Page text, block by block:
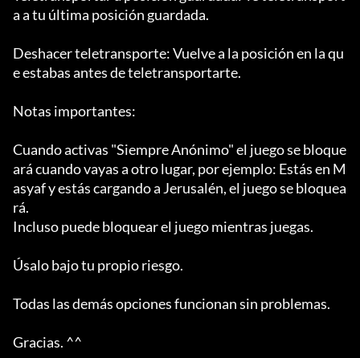
a a tu última posición guardada.
Deshacer teletransporte: Vuelve a la posición en la qu
e estabas antes de teletransportarte.
Notas importantes:
Cuando activas "Siempre Anónimo" el juego se bloque
ará cuando vayas a otro lugar, por ejemplo: Estás en M
asyaf y estás cargando a Jerusalén, el juego se bloquea
rá.
Incluso puede bloquear el juego mientras juegas.
Úsalo bajo tu propio riesgo.
Todas las demás opciones funcionan sin problemas.
Gracias. ^^